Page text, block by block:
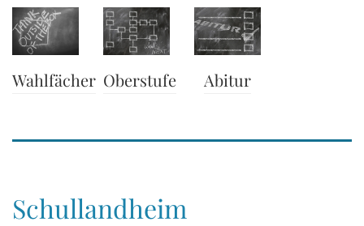
Wahlfächer Oberstufe Abitur
Schullandheim